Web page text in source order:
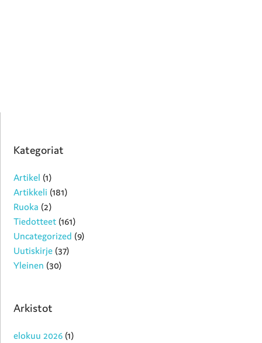
Kategoriat
Artikel (1)
Artikkeli (181)
Ruoka (2)
Tiedotteet (161)
Uncategorized (9)
Uutiskirje (37)
Yleinen (30)
Arkistot
elokuu 2026 (1)